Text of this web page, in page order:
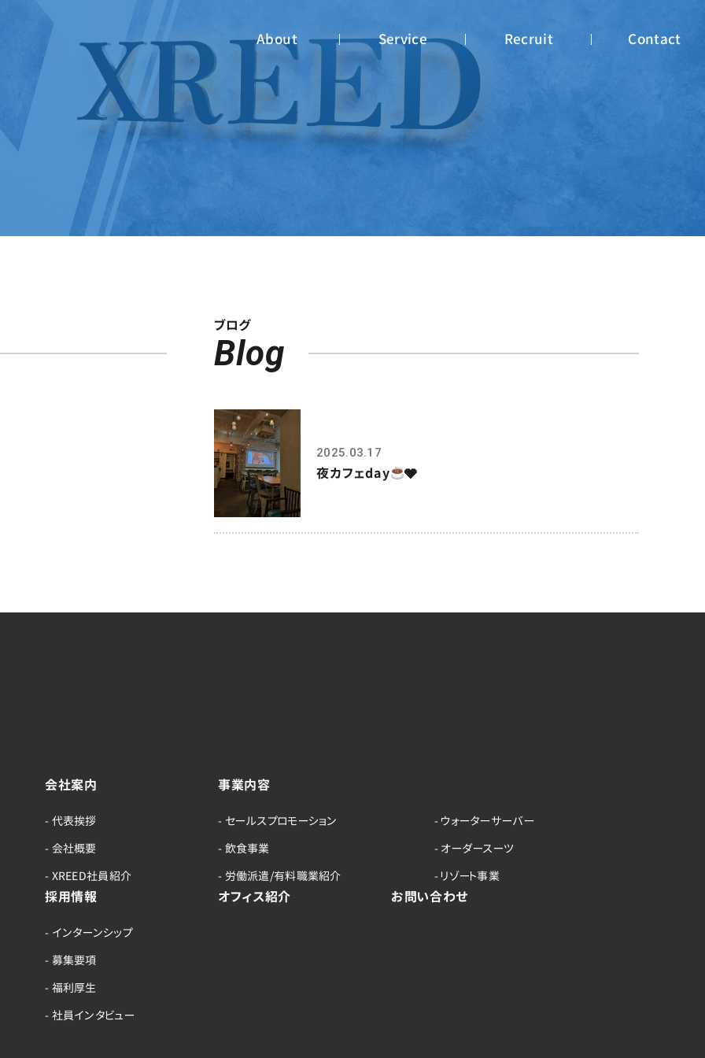
About Service Recruit Contact
ブログ
Blog
2025.03.17
夜カフェday 🩶
会社案内
- 代表挨拶
- 会社概要
- XREED社員紹介
事業内容
- セールスプロモーション
- 飲食事業
- 労働派遣/有料職業紹介
- ウォーターサーバー
- オーダースーツ
- リゾート事業
採用情報
- インターンシップ
- 募集要項
- 福利厚生
- 社員インタビュー
オフィス紹介 お問い合わせ